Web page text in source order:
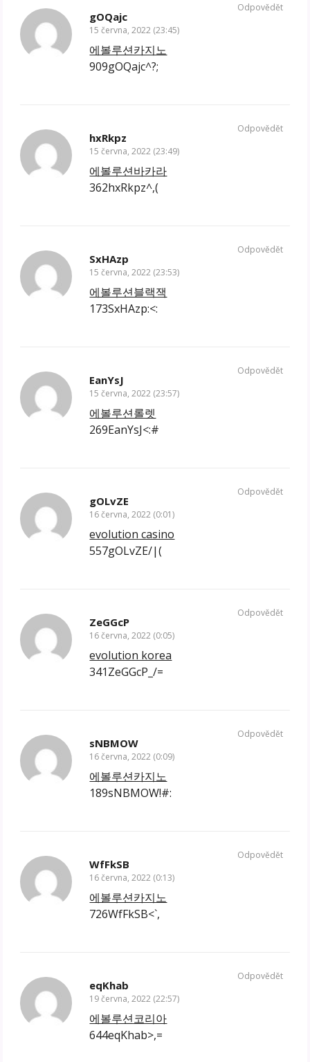
gOQajc
15 června, 2022 (23:45)
에볼루션카지노
909gOQajc^?;
Odpovědět
hxRkpz
15 června, 2022 (23:49)
에볼루션바카라
362hxRkpz^,(
Odpovědět
SxHAzp
15 června, 2022 (23:53)
에볼루션블랙잭
173SxHAzp:<:
Odpovědět
EanYsJ
15 června, 2022 (23:57)
에볼루션롤렛
269EanYsJ<:#
Odpovědět
gOLvZE
16 června, 2022 (0:01)
evolution casino
557gOLvZE/|(
Odpovědět
ZeGGcP
16 června, 2022 (0:05)
evolution korea
341ZeGGcP_/=
Odpovědět
sNBMOW
16 června, 2022 (0:09)
에볼루션카지노
189sNBMOW!#:
Odpovědět
WfFkSB
16 června, 2022 (0:13)
에볼루션카지노
726WfFkSB<`,
Odpovědět
eqKhab
19 června, 2022 (22:57)
에볼루션코리아
644eqKhab>,=
Odpovědět